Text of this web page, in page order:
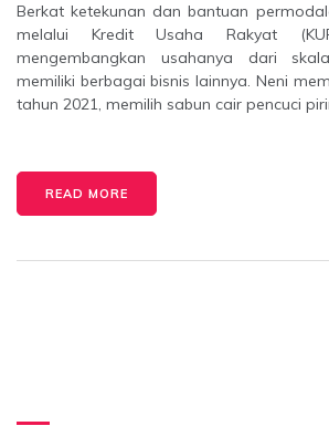
Berkat ketekunan dan bantuan
melalui Kredit Usaha Rakyat
mengembangkan usahanya dari
memiliki berbagai bisnis lainnya. Neni
tahun 2021, memilih sabun cair pencuci
READ MORE